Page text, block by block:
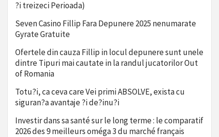
?i treizeci Perioada)
Seven Casino Fillip Fara Depunere 2025 nenumarate
Gyrate Gratuite
Ofertele din cauza Fillip in locul depunere sunt unele
dintre Tipuri mai cautate in la randul jucatorilor Out
of Romania
Totu?i, ca ceva care Vei primi ABSOLVE, exista cu
siguran?a avantaje ?i de?inu?i
Investir dans sa santé sur le long terme : le comparatif
2026 des 9 meilleurs oméga 3 du marché français